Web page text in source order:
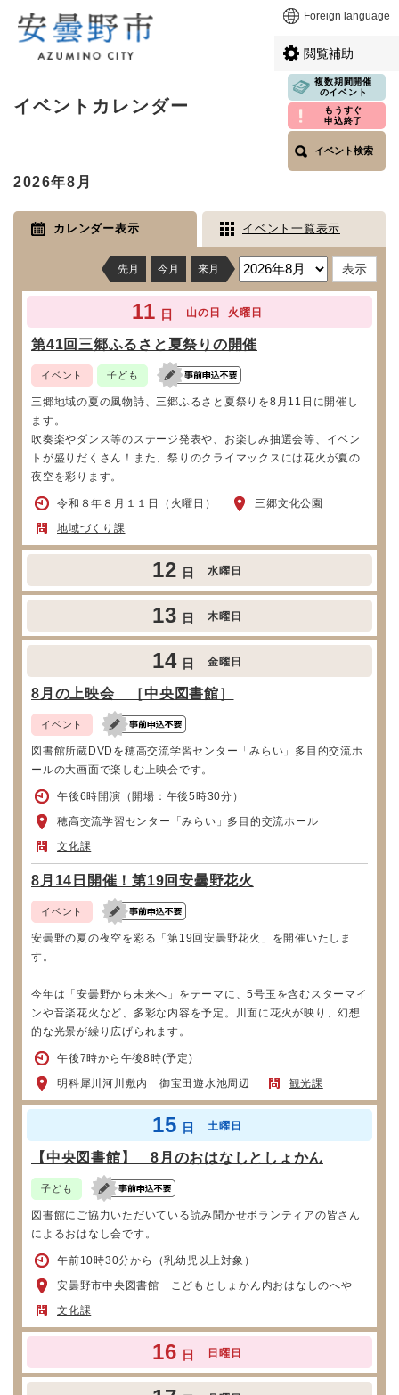
メニューを飛ばして本文へ Foreign language
閲覧補助
文
イベントカレンダー
複数期間開催
のイベント
もうすぐ
申込終了
イベント検索
2026年8月
カレンダー表示 イベント一覧表示
先月 今月 来月
11 日 山の日 火曜日
第41回三郷ふるさと夏祭りの開催
イベント 子ども
三郷地域の夏の風物詩、三郷ふるさと夏祭りを8月11日に開催し
ます。
吹奏楽やダンス等のステージ発表や、お楽しみ抽選会等、イベン
トが盛りだくさん！また、祭りのクライマックスには花火が夏の
夜空を彩ります。
令和８年８月１１日（火曜日）
三郷文化公園
地域づくり課
12 日 水曜日
13 日 木曜日
14 日 金曜日
8月の上映会 ［中央図書館］
イベント
図書館所蔵DVDを穂高交流学習センター「みらい」多目的交流ホ
ールの大画面で楽しむ上映会です。
午後6時開演（開場：午後5時30分）
穂高交流学習センター「みらい」多目的交流ホール
文化課
8月14日開催！第19回安曇野花火
イベント
安曇野の夏の夜空を彩る「第19回安曇野花火」を開催いたしま
す。
今年は「安曇野から未来へ」をテーマに、5号玉を含むスターマイ
ンや音楽花火など、多彩な内容を予定。川面に花火が映り、幻想
的な光景が繰り広げられます。
午後7時から午後8時(予定)
明科犀川河川敷内 御宝田遊水池周辺
観光課
15 日 土曜日
【中央図書館】 8月のおはなしとしょかん
子ども
図書館にご協力いただいている読み聞かせボランティアの皆さん
によるおはなし会です。
午前10時30分から（乳幼児以上対象）
安曇野市中央図書館 こどもとしょかん内おはなしのへや
文化課
16 日 日曜日